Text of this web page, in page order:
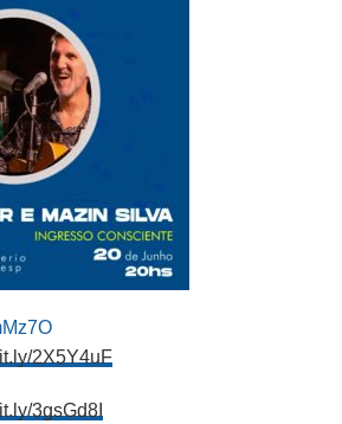
2X5Y4uF
3gsGd8I